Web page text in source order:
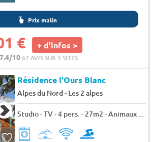
Prix malin
€ + d'infos >
7.4/1067 AVIS SUR 3 SITES
Résidence l'Ours Blanc
Alpes du Nord- Les 2 alpes
Studio - TV - 4 pers. - 27m2 - Animaux admis